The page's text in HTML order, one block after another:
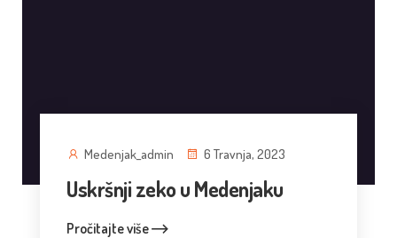
Medenjak_admin 6 Travnja, 2023
Uskršnji zeko u Medenjaku
Pročitajte više